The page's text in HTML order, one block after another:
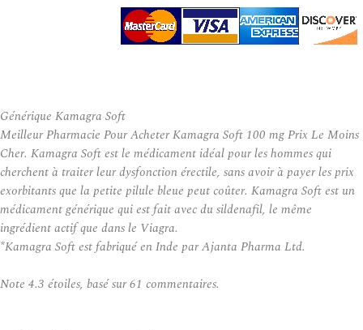
Générique Kamagra Soft
Meilleur Pharmacie Pour Acheter Kamagra Soft 100 mg Prix Le Moins
Cher. Kamagra Soft est le médicament idéal pour les hommes qui
cherchent à traiter leur dysfonction érectile, sans avoir à payer les prix
exorbitants que la petite pilule bleue peut coûter. Kamagra Soft est un
médicament générique qui est fait avec du sildenafil, le même
ingrédient actif que dans le Viagra.
*Kamagra Soft est fabriqué en Inde par Ajanta Pharma Ltd.
Note 4.3 étoiles, basé sur61 commentaires.